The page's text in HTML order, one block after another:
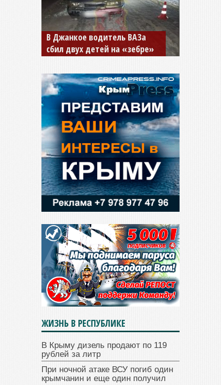
В Джанкое водитель ВАЗа
сбил двух детей на «зебре»
ЖИЗНЬ В РЕСПУБЛИКЕ
В Крыму дизель продают по 119
рублей за литр
При ночной атаке ВСУ погиб один
крымчанин и еще один получил